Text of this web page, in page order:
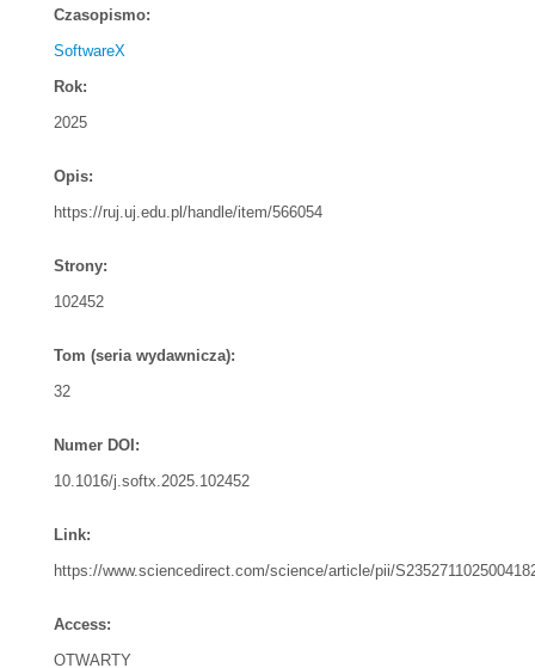
Czasopismo:
SoftwareX
Rok:
2025
Opis:
https://ruj.uj.edu.pl/handle/item/566054
Strony:
102452
Tom (seria wydawnicza):
32
Numer DOI:
10.1016/j.softx.2025.102452
Link:
https://www.sciencedirect.com/science/article/pii/
Access:
OTWARTY